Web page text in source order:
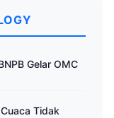
Gelar OMC
Tidak